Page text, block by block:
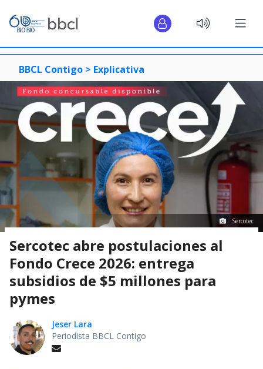
BBCL Contigo > Explicativa
Sercotec
Sercotec abre postulaciones al
Fondo Crece 2026: entrega
subsidios de $5 millones para
pymes
Jeser Lara
Periodista BBCL Contigo